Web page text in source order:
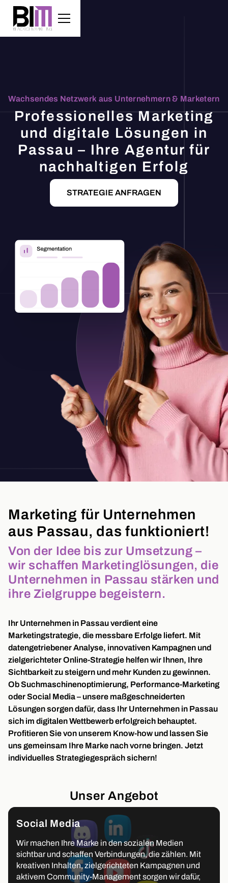
Wachsendes Netzwerk aus Unternehmern & Marketern
Professionelles Marketing
und digitale Lösungen in
Passau – Ihre Agentur für
nachhaltigen Erfolg
STRATEGIE ANFRAGEN
Marketing für Unternehmen
aus Passau, das funktioniert!
Von der Idee bis zur Umsetzung –
wir schaffen Marketinglösungen, die
Unternehmen in Passau stärken und
ihre Zielgruppe begeistern.
Ihr Unternehmen in Passau verdient eine
Marketingstrategie, die messbare Erfolge liefert. Mit
datengetriebener Analyse, innovativen Kampagnen und
zielgerichteter Online-Strategie helfen wir Ihnen, Ihre
Sichtbarkeit zu steigern und mehr Kunden zu gewinnen.
Ob Suchmaschinenoptimierung, Performance-Marketing
oder Social Media – unsere maßgeschneiderten
Lösungen sorgen dafür, dass Ihr Unternehmen in Passau
sich im digitalen Wettbewerb erfolgreich behauptet.
Profitieren Sie von unserem Know-how und lassen Sie
uns gemeinsam Ihre Marke nach vorne bringen. Jetzt
individuelles Strategiegespräch sichern!
Unser Angebot
Social Media
Wir machen Ihre Marke in den sozialen Medien
sichtbar und schaffen Verbindungen, die zählen. Mit
kreativen Inhalten, zielgerichteten Kampagnen und
aktivem Community-Management sorgen wir dafür,